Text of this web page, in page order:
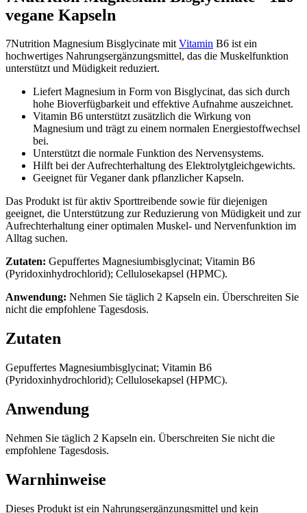
vegane Kapseln
7Nutrition Magnesium Bisglycinate mitVitamin B6 ist ein
hochwertiges Nahrungsergänzungsmittel, das die Muskelfunktion
unterstützt und Müdigkeit reduziert.
Liefert Magnesium in Form von Bisglycinat, das sich durch
hohe Bioverfügbarkeit und effektive Aufnahme auszeichnet.
Vitamin B6 unterstützt zusätzlich die Wirkung von
Magnesium und trägt zu einem normalen Energiestoffwechsel
bei.
Unterstützt die normale Funktion des Nervensystems.
Hilft bei der Aufrechterhaltung des Elektrolytgleichgewichts.
Geeignet für Veganer dank pflanzlicher Kapseln.
Das Produkt ist für aktiv Sporttreibende sowie für diejenigen
geeignet, die Unterstützung zur Reduzierung von Müdigkeit und zur
Aufrechterhaltung einer optimalen Muskel- und Nervenfunktion im
Alltag suchen.
Zutaten: Gepuffertes Magnesiumbisglycinat; Vitamin B6
(Pyridoxinhydrochlorid); Cellulosekapsel (HPMC).
Anwendung: Nehmen Sie täglich 2 Kapseln ein. Überschreiten Sie
nicht die empfohlene Tagesdosis.
Zutaten
Gepuffertes Magnesiumbisglycinat; Vitamin B6
(Pyridoxinhydrochlorid); Cellulosekapsel (HPMC).
Anwendung
Nehmen Sie täglich 2 Kapseln ein. Überschreiten Sie nicht die
empfohlene Tagesdosis.
Warnhinweise
Dieses Produkt ist ein Nahrungsergänzungsmittel und kein